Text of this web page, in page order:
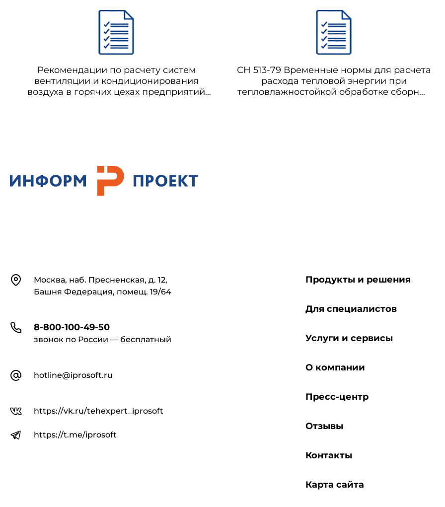
Рекомендации по расчету систем
вентиляции и кондиционирования
воздуха в горячих цехах предприятий
СН 513-79 Временные нормы для расчета
расхода тепловой энергии при
тепловлажностойкой обработке сборных
КонтактыМосква, наб. Пресненская, д. 12,
Башня Федерация, помещ. 19/64
8-800-100-49-50
звонок по России — бесплатный
hotline@iprosoft.ru
https://vk.ru/tehexpert_iprosoft
https://t.me/iprosoft
Продукты и решения
Для специалистов
Услуги и сервисы
О компании
Пресс-центр
Отзывы
Контакты
Карта сайта